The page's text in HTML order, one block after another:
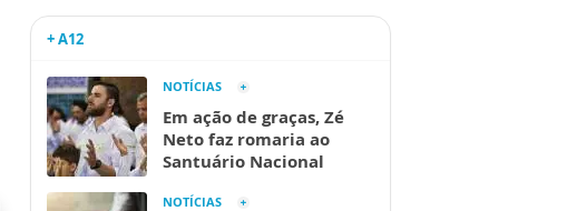
+ A12
NOTÍCIAS
Em ação de graças, Zé
Neto faz romaria ao
Santuário Nacional
NOTÍCIAS